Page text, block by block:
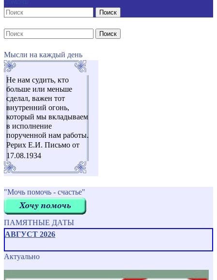
Поиск
Поиск
Мысли на каждый день
Не нам судить, кто
больше или меньше
сделал, важен тот
внутренний огонь,
который мы вкладываем
в исполнение
порученной нам работы.
Рерих Е.И. Письмо от
17.08.1934
"Мочь помочь - счастье"
ПАМЯТНЫЕ ДАТЫ
АВГУСТ 2026
Актуально